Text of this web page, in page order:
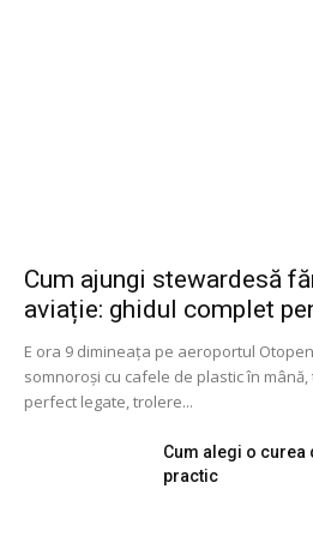
Cum ajungi stewardesă
aviație: ghidul complet
E ora 9 dimineața pe aeroportul
somnoroși cu cafele de plastic în
perfect legate, trolere...
Cum alegi o curea
practic